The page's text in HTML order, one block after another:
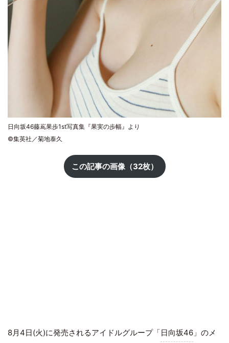
日向坂46藤嶌果歩1st写真集『果実の歩幅』より
©集英社／菊地泰久
この記事の画像（32枚）
8月4日(火)に発売されるアイドルグループ「日向坂46 」のメ